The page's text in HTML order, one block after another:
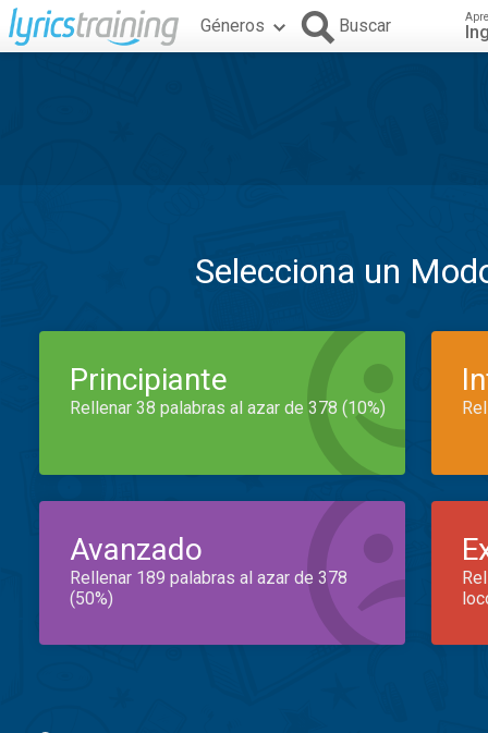
Géneros Buscar
Selecciona un
Principiante
Rellenar 38 palabras al azar de 378 (10%)
Avanzado
Rellenar 189 palabras al azar de 378
(50%)